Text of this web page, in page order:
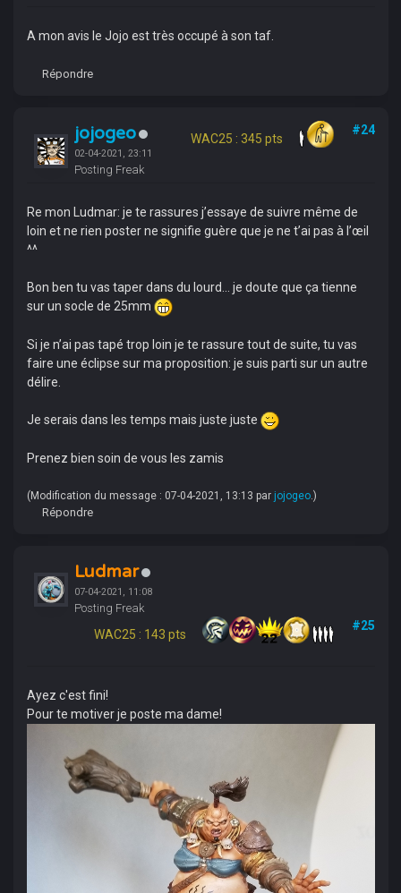
A mon avis le Jojo est très occupé à son taf.
Répondre
jojogeo
02-04-2021, 23:11
Posting Freak
WAC25 : 345 pts
#24
Re mon Ludmar: je te rassures j’essaye de suivre même de
loin et ne rien poster ne signifie guère que je ne t’ai pas à l’œil
^^
Bon ben tu vas taper dans du lourd... je doute que ça tienne
sur un socle de 25mm
Si je n’ai pas tapé trop loin je te rassure tout de suite, tu vas
faire une éclipse sur ma proposition: je suis parti sur un autre
délire.
Je serais dans les temps mais juste juste
Prenez bien soin de vous les zamis
(Modification du message : 07-04-2021, 13:13 par jojogeo.)
Répondre
Ludmar
07-04-2021, 11:08
Posting Freak
WAC25 : 143 pts
#25
Ayez c'est fini!
Pour te motiver je poste ma dame!